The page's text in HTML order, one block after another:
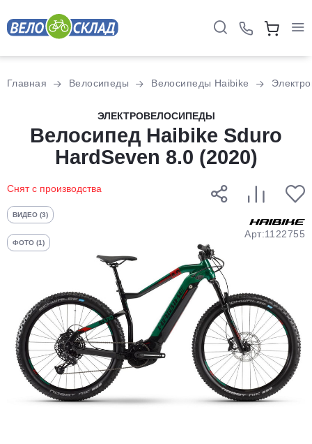
Главная Велосипеды Велосипеды Haibike
ЭЛЕКТРОВЕЛОСИПЕДЫ
Велосипед Haibike Sduro
HardSeven 8.0 (2020)
Снят с производства
ВИДЕО (3)
ФОТО (1)
Арт:1122755
Разбейте
оплатуна части
без переплат
График платежей
Добавляйте товары
в корзину
Оплачивайте сегодня только